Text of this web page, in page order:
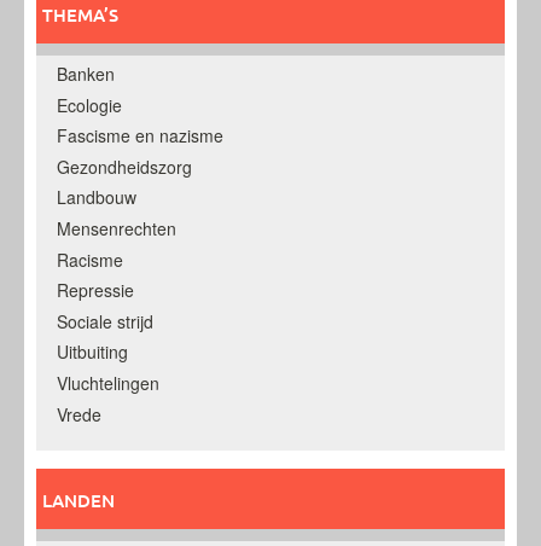
THEMA’S
Banken
Ecologie
Fascisme en nazisme
Gezondheidszorg
Landbouw
Mensenrechten
Racisme
Repressie
Sociale strijd
Uitbuiting
Vluchtelingen
Vrede
LANDEN